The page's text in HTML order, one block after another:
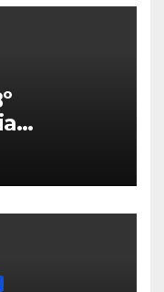
originó el
vida a